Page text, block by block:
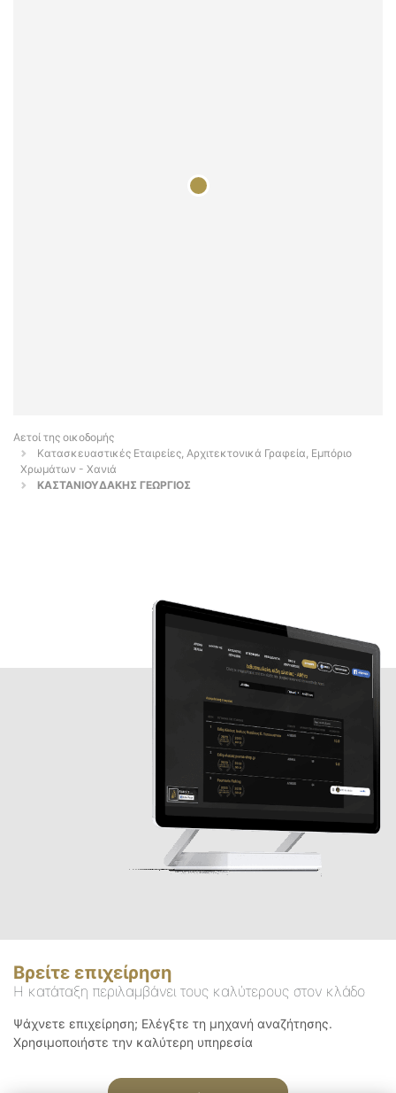
Αετοί της οικοδομής
Κατασκευαστικές Εταιρείες, Αρχιτεκτονικά Γραφεία, Εμπόριο
Χρωμάτων - Χανιά
ΚΑΣΤΑΝΙΟΥΔΑΚΗΣ ΓΕΩΡΓΙΟΣ
Βρείτε επιχείρηση
Η κατάταξη περιλαμβάνει τους καλύτερους στον κλάδο
Ψάχνετε επιχείρηση; Ελέγξτε τη μηχανή αναζήτησης.
Χρησιμοποιήστε την καλύτερη υπηρεσία